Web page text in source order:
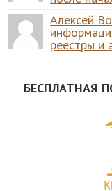
Алексей
реестры и
БЕСПЛАТНАЯ